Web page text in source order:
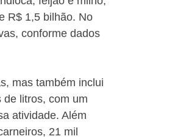
R$ 1,5 bilhão. No
conforme dados
mas também inclui
de litros, com um
atividade. Além
21 mil